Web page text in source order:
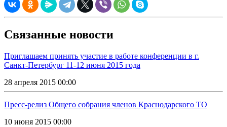
Связанные новости
Приглашаем принять участие в работе конференции в г.
Санкт-Петербург 11-12 июня 2015 года
28 апреля 2015 00:00
Пресс-релиз Общего собрания членов Краснодарского ТО
10 июня 2015 00:00